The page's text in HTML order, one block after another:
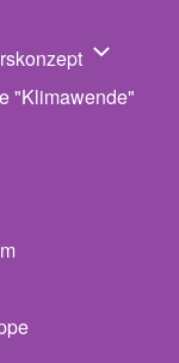
von Der
"Klimawende"